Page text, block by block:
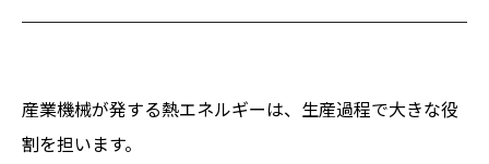
産業機械が発する熱エネルギーは、生産過程で大きな役
割を担います。